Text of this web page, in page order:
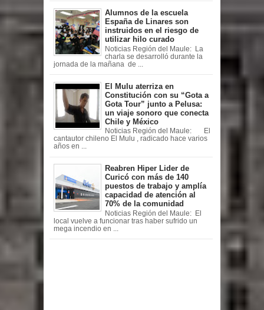
Alumnos de la escuela
España de Linares son
instruidos en el riesgo de
utilizar hilo curado
Noticias Región del Maule: La
charla se desarrolló durante la
jornada de la mañana de ...
El Mulu aterriza en
Constitución con su “Gota a
Gota Tour” junto a Pelusa:
un viaje sonoro que conecta
Chile y México
Noticias Región del Maule: El
cantautor chileno El Mulu , radicado hace varios
años en ...
Reabren Hiper Lider de
Curicó con más de 140
puestos de trabajo y amplía
capacidad de atención al
70% de la comunidad
Noticias Región del Maule: El
local vuelve a funcionar tras haber sufrido un
mega incendio en ...